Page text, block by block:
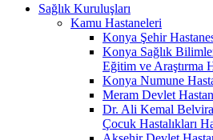
Sağlık Kuruluşları
Kamu Hastaneleri
Konya Şehir
Konya Sağlık
Eğitim ve Araştırma
Konya Numune
Meram Devlet
Dr. Ali Kemal
Çocuk Hastalıkları